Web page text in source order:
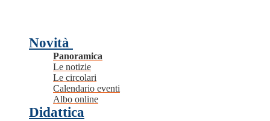
Novità
Panoramica
Le notizie
Le circolari
Calendario eventi
Albo online
Didattica